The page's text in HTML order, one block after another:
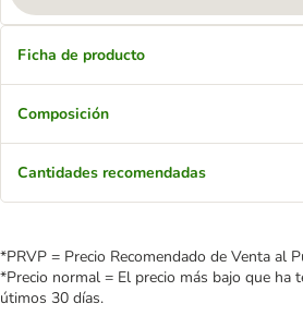
Ficha de producto
Composición
Cantidades recomendadas
*PRVP = Precio Recomendado de Venta al
*Precio normal = El precio más bajo que ha
útimos 30 días.